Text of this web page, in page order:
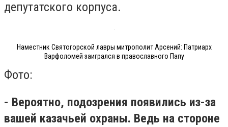
депутатского корпуса.
Наместник Святогорской лавры митрополит Арсений: Патриарх
Варфоломей заигрался в православного Папу
Фото:
- Вероятно, подозрения появились из-за
вашей казачьей охраны. Ведь на стороне